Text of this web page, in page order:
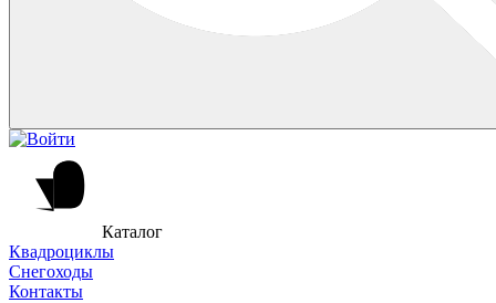
Каталог
Квадроциклы
Снегоходы
Контакты